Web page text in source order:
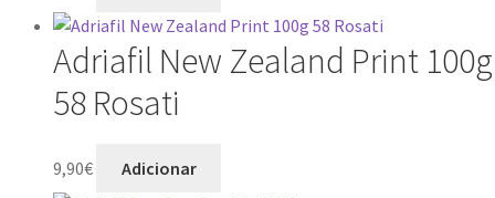
Adriafil New Zealand Print 100g
58 Rosati
9,90€ Adicionar